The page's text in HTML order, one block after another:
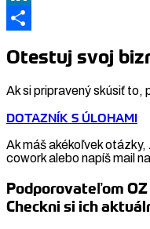
Link
LinkedIn
Otestuj svoj
Ak si pripravený skúsiť to,
DOTAZNÍK S ÚLOHAMI
Ak máš akékoľvek
cowork alebo napíš mail
Podporovateľom
Checkni si ich